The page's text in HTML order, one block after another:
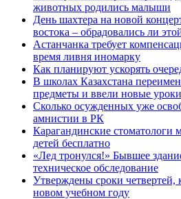
животных родились малыши
День шахтера на новой
востока – обрадовались ли
Астанчанка требует
время ливня иномарку
Как планируют ускорять
В школах Казахстана
предметы и ввели новые уроки
Сколько осужденных уже
амнистии в РК
Карагандинские стоматологи
детей бесплатно
«Лед тронулся!» Бывшее
техническое обследование
Утверждены сроки четвертей,
новом учебном году